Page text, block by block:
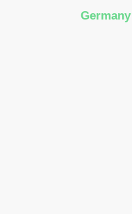
Germany